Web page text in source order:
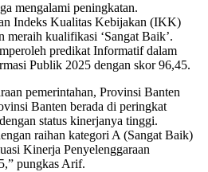
mengalami peningkatan.
Indeks Kualitas Kebijakan (IKK)
meraih kualifikasi ‘Sangat Baik’.
predikat Informatif dalam
Publik 2025 dengan skor 96,45.
pemerintahan, Provinsi Banten
Banten berada di peringkat
status kinerjanya tinggi.
raihan kategori A (Sangat Baik)
Kinerja Penyelenggaraan
pungkas Arif.